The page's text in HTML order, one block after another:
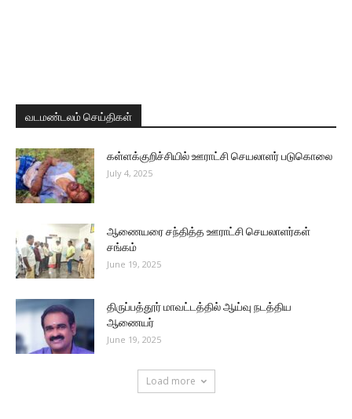
வடமண்டலம் செய்திகள்
கள்ளக்குறிச்சியில் ஊராட்சி செயலாளர் படுகொலை
July 4, 2025
ஆணையரை சந்தித்த ஊராட்சி செயலாளர்கள்
சங்கம்
June 19, 2025
திருப்பத்தூர் மாவட்டத்தில் ஆய்வு நடத்திய
ஆணையர்
June 19, 2025
Load more